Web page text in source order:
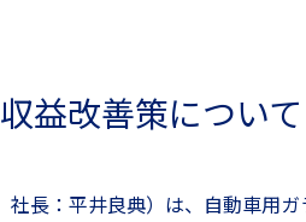
益改善策について
長：平井良典）は、自動車用